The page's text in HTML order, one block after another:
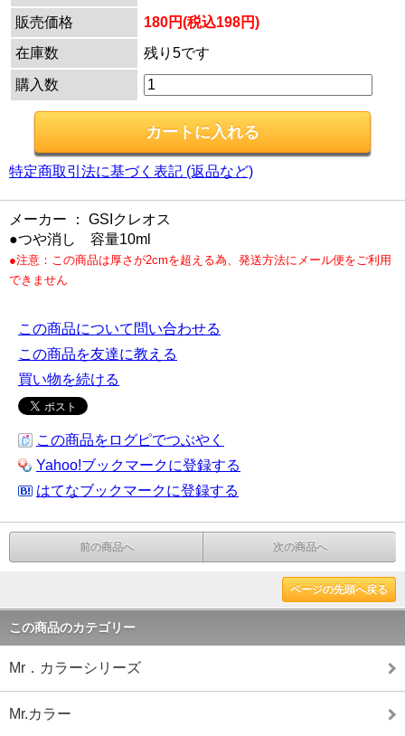
販売価格
180円(税込198円)
在庫数
残り5です
購入数
特定商取引法に基づく表記 (返品など)
メーカー ： GSIクレオス
●つや消し 容量10ml
●注意：この商品は厚さが2cmを超える為、発送方法にメール便をご利用
できません
この商品について問い合わせる
この商品を友達に教える
買い物を続ける
この商品をログピでつぶやく
Yahoo!ブックマークに登録する
はてなブックマークに登録する
前の商品へ 次の商品へ
ページの先頭へ戻る
この商品のカテゴリー
Mr．カラーシリーズ
Mr.カラー